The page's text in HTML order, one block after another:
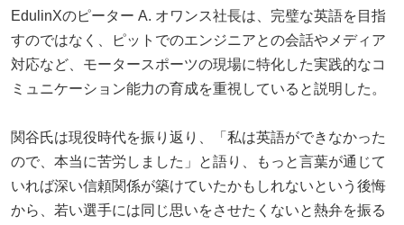
EdulinXのピーター A. オワンス社長は、完璧な英語を目指
すのではなく、ピットでのエンジニアとの会話やメディア
対応など、モータースポーツの現場に特化した実践的なコ
ミュニケーション能力の育成を重視していると説明した。
関谷氏は現役時代を振り返り、「私は英語ができなかった
ので、本当に苦労しました」と語り、もっと言葉が通じて
いれば深い信頼関係が築けていたかもしれないという後悔
から、若い選手には同じ思いをさせたくないと熱弁を振る